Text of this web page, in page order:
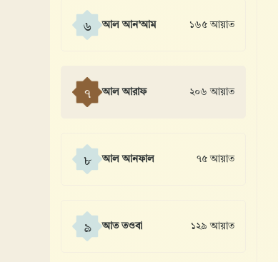
৬ আল আন'আম ১৬৫ আয়াত
৭ আল আরাফ ২০৬ আয়াত
৮ আল আনফাল ৭৫ আয়াত
৯ আত তওবা ১২৯ আয়াত